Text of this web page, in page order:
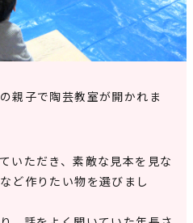
・お問合せ
親子で陶芸教室が開かれま
いただき、素敵な見本を見な
ど作りたい物を選びまし